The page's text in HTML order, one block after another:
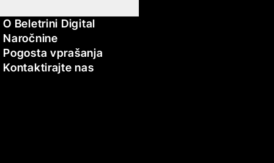
O Beletrini Digital
Naročnine
Pogosta vprašanja
Kontaktirajte nas